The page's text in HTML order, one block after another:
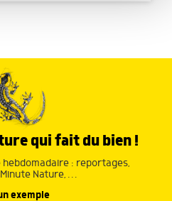
que vous leur avez fournies
qui fait du bien !
: reportages,
Nature, …
exemple